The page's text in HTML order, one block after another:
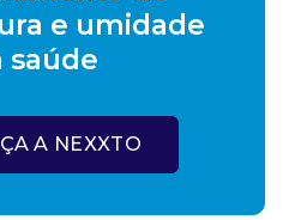
e umidade
saúde
A NEXXTO